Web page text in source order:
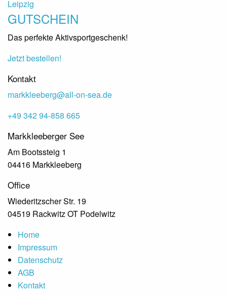
GUTSCHEIN
Das perfekte Aktivsportgeschenk!
Jetzt bestellen!
Kontakt
markkleeberg@all-on-sea.de
+49 342 94-858 665
Markkleeberger See
Am Bootssteig 1
04416 Markkleeberg
Office
Wiederitzscher Str. 19
04519 Rackwitz OT Podelwitz
Home
Impressum
Datenschutz
AGB
Kontakt